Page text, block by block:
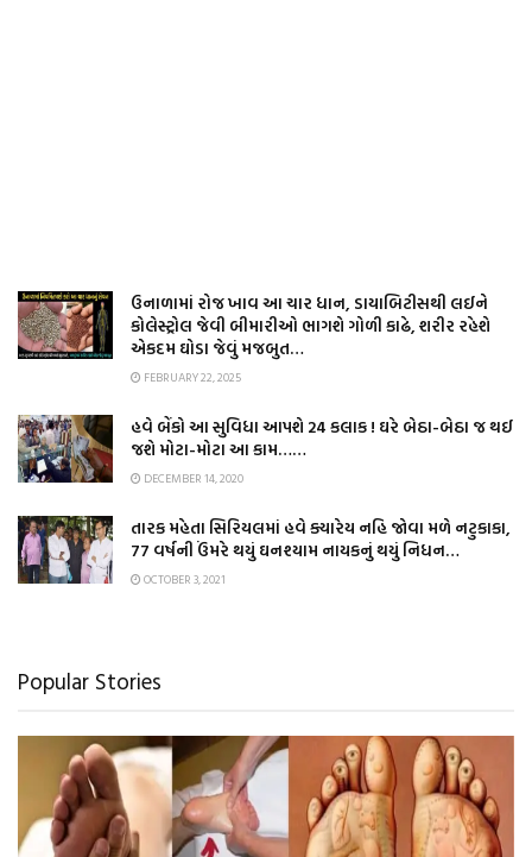
ઉનાળામાં રોજ ખાવ આ ચાર ધાન, ડાયાબિટીસથી લઈને
કોલેસ્ટ્રોલ જેવી બીમારીઓ ભાગશે ગોળી કાઢે, શરીર રહેશે
એકદમ ઘોડા જેવું મજબુત…
FEBRUARY 22, 2025
હવે બેંકો આ સુવિધા આપશે 24 કલાક ! ઘરે બેઠા-બેઠા જ થઈ
જશે મોટા-મોટા આ કામ……
DECEMBER 14, 2020
તારક મહેતા સિરિયલમાં હવે ક્યારેય નહિ જોવા મળે નટુકાકા,
77 વર્ષની ઉંમરે થયું ઘનશ્યામ નાયકનું થયું નિધન…
OCTOBER 3, 2021
Popular Stories